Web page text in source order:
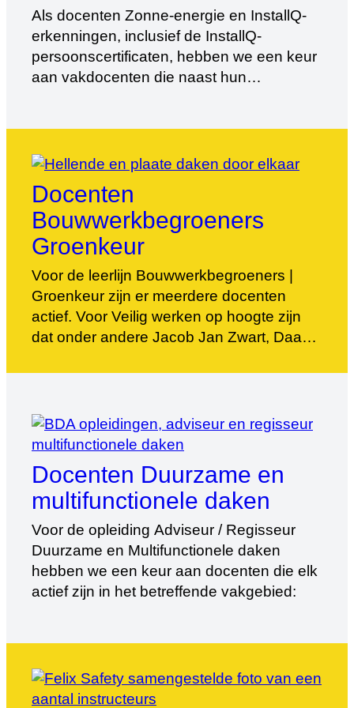
Als docenten Zonne-energie en InstallQ-
erkenningen, inclusief de InstallQ-
persoonscertificaten, hebben we een keur
aan vakdocenten die naast hun
Docenten
Bouwwerkbegroeners
Groenkeur
Voor de leerlijn Bouwwerkbegroeners |
Groenkeur zijn er meerdere docenten
actief. Voor Veilig werken op hoogte zijn
dat onder andere Jacob Jan Zwart, Daan
specialisten van Felix Safety. De cursus
van Coen Bal, Productmanager Dak- en
Gevelgroen | idverde Nederland. Henk
Docenten Duurzame en
multifunctionele daken
Voor de opleiding Adviseur / Regisseur
Duurzame en Multifunctionele daken
hebben we een keur aan docenten die elk
actief zijn in het betreffende vakgebied: